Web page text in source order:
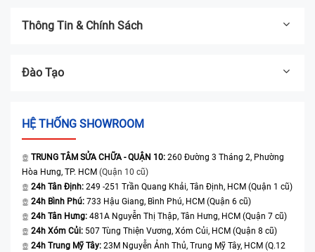
Thông Tin & Chính Sách
Đào Tạo
HỆ THỐNG SHOWROOM
TRUNG TÂM SỬA CHỮA - QUẬN 10: 260 Đường 3 Tháng 2, Phường
Hòa Hưng, TP. HCM (Quận 10 cũ)
24h Tân Định: 249 -251 Trần Quang Khải, Tân Định, HCM (Quận 1 cũ)
24h Bình Phú: 733 Hậu Giang, Bình Phú, HCM (Quận 6 cũ)
24h Tân Hưng: 481A Nguyễn Thị Thập, Tân Hưng, HCM (Quận 7 cũ)
24h Xóm Củi: 507 Tùng Thiện Vương, Xóm Củi, HCM (Quận 8 cũ)
24h Trung Mỹ Tây: 23M Nguyễn Ảnh Thủ, Trung Mỹ Tây, HCM (Q.12